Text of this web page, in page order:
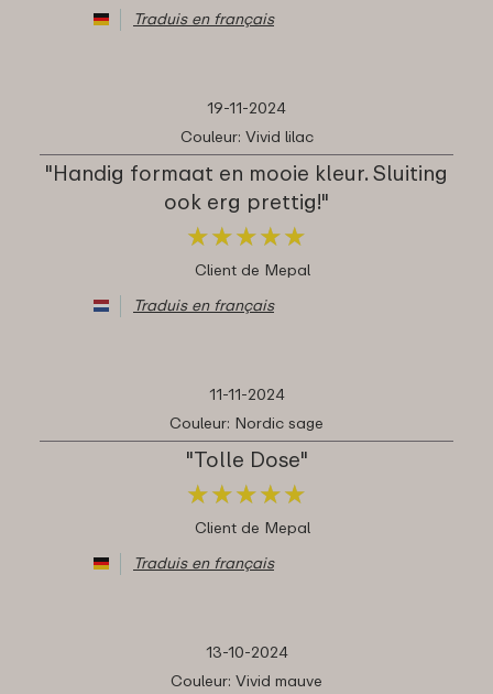
Traduis en français
19-11-2024
Couleur: Vivid lilac
"Handig formaat en mooie kleur. Sluiting
ook erg prettig!"
★★★★★
★★★★★
Client de Mepal
Traduis en français
11-11-2024
Couleur: Nordic sage
"Tolle Dose"
★★★★★
★★★★★
Client de Mepal
Traduis en français
13-10-2024
Couleur: Vivid mauve